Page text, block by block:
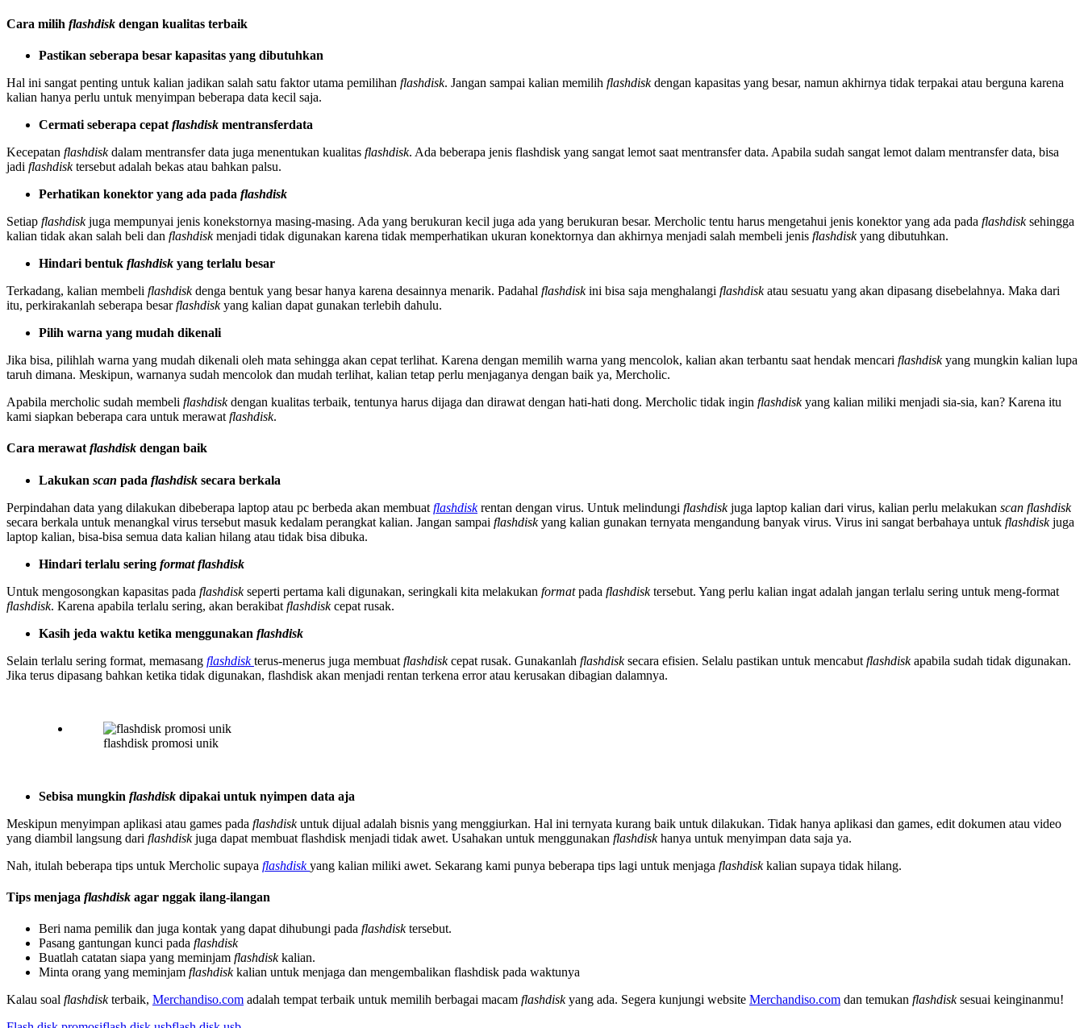
Cara milih flashdisk dengan kualitas terbaik
Pastikan seberapa besar kapasitas yang dibutuhkan
Hal ini sangat penting untuk kalian jadikan salah satu faktor utama pemilihan flashdisk. Jangan sampai kalian memilih flashdiskdengan kapasitas yang besar, namun akhirnya tidak terpakai atau berguna karena
kalian hanya perlu untuk menyimpan beberapa data kecil saja.
Cermati seberapa cepat flashdisk mentransferdata
Kecepatan flashdiskdalam mentransfer data juga menentukan kualitas flashdisk. Ada beberapa jenis flashdisk yang sangat lemot saat mentransfer data. Apabila sudah sangat lemot dalam mentransfer data, bisa
jadi flashdisktersebut adalah bekas atau bahkan palsu.
Perhatikan konektor yang ada pada flashdisk
Setiap flashdiskjuga mempunyai jenis konekstornya masing-masing. Ada yang berukuran kecil juga ada yang berukuran besar. Mercholic tentu harus mengetahui jenis konektor yang ada pada flashdisksehingga
kalian tidak akan salah beli dan flashdiskmenjadi tidak digunakan karena tidak memperhatikan ukuran konektornya dan akhirnya menjadi salah membeli jenis flashdiskyang dibutuhkan.
Hindari bentuk flashdisk yang terlalu besar
Terkadang, kalian membeli flashdiskdenga bentuk yang besar hanya karena desainnya menarik. Padahal flashdiskini bisa saja menghalangi flashdiskatau sesuatu yang akan dipasang disebelahnya. Maka dari
itu, perkirakanlah seberapa besarflashdiskyang kalian dapat gunakan terlebih dahulu.
Pilih warna yang mudah dikenali
Jika bisa, pilihlah warna yang mudah dikenali oleh mata sehingga akan cepat terlihat. Karena dengan memilih warna yang mencolok, kalian akan terbantu saat hendak mencari flashdiskyang mungkin kalian lupa
taruh dimana. Meskipun, warnanya sudah mencolok dan mudah terlihat, kalian tetap perlu menjaganya dengan baik ya, Mercholic.
Apabila mercholic sudah membeli flashdiskdengan kualitas terbaik, tentunya harus dijaga dan dirawat dengan hati-hati dong. Mercholic tidak ingin flashdiskyang kalian miliki menjadi sia-sia, kan? Karena itu
kami siapkan beberapa cara untuk merawat flashdisk.
Cara merawat flashdisk dengan baik
Lakukan scan pada flashdisk secara berkala
Perpindahan data yang dilakukan dibeberapa laptop atau pc berbeda akan membuat flashdiskrentan dengan virus. Untuk melindungi flashdiskjuga laptop kalian dari virus, kalian perlu melakukan scan flashdisk
secara berkala untuk menangkal virus tersebut masuk kedalam perangkat kalian. Jangan sampai flashdiskyang kalian gunakan ternyata mengandung banyak virus. Virus ini sangat berbahaya untuk flashdiskjuga
laptop kalian, bisa-bisa semua data kalian hilang atau tidak bisa dibuka.
Hindari terlalu sering format flashdisk
Untuk mengosongkan kapasitas pada flashdiskseperti pertama kali digunakan, seringkali kita melakukan formatpada flashdisktersebut. Yang perlu kalian ingat adalah jangan terlalu sering untuk meng-format
flashdisk. Karena apabila terlalu sering, akan berakibat flashdiskcepat rusak.
Kasih jeda waktu ketika menggunakan flashdisk
Selain terlalu sering format, memasang flashdisk terus-menerus juga membuat flashdiskcepat rusak. Gunakanlah flashdisksecara efisien. Selalu pastikan untuk mencabut flashdiskapabila sudah tidak digunakan.
Jika terus dipasang bahkan ketika tidak digunakan, flashdisk akan menjadi rentan terkena error atau kerusakan dibagian dalamnya.
flashdisk promosi unik
Sebisa mungkin flashdisk dipakai untuk nyimpen data aja
Meskipun menyimpan aplikasi atau games pada flashdiskuntuk dijual adalah bisnis yang menggiurkan. Hal ini ternyata kurang baik untuk dilakukan. Tidak hanya aplikasi dan games, edit dokumen atau video
yang diambil langsung dari flashdiskjuga dapat membuat flashdisk menjadi tidak awet. Usahakan untuk menggunakan flashdiskhanya untuk menyimpan data saja ya.
Nah, itulah beberapa tips untuk Mercholic supaya flashdiskyang kalian miliki awet. Sekarang kami punya beberapa tips lagi untuk menjaga flashdiskkalian supaya tidak hilang.
Tips menjaga flashdisk agar nggak ilang-ilangan
Beri nama pemilik dan juga kontak yang dapat dihubungi pada flashdisktersebut.
Pasang gantungan kunci pada flashdisk
Buatlah catatan siapa yang meminjam flashdiskkalian.
Minta orang yang meminjam flashdiskkalian untuk menjaga dan mengembalikan flashdisk pada waktunya
Kalau soal flashdiskterbaik, Merchandiso.com adalah tempat terbaik untuk memilih berbagai macam flashdiskyang ada. Segera kunjungi website Merchandiso.com dan temukan flashdisksesuai keinginanmu!